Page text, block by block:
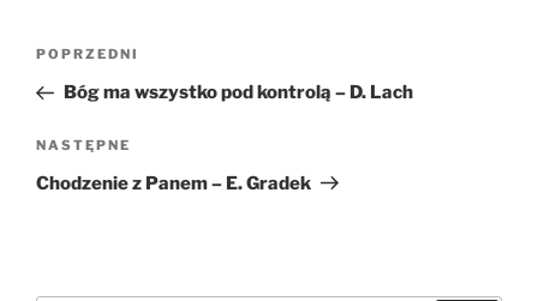
Nawigacja
Poprzedni
wpis
POPRZEDNI
Bóg ma wszystko pod kontrolą – D. Lach
Następny
wpis
NASTĘPNE
Chodzenie z Panem – E. Gradek